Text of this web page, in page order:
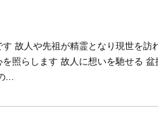
故人や先祖が精霊となり現世を
を照らします 故人に想いを馳せる
...